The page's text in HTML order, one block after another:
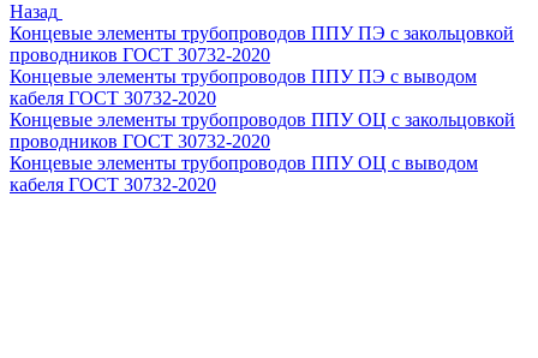
Назад
Концевые элементы трубопроводов ППУ ПЭ с закольцовкой
проводников ГОСТ 30732-2020
Концевые элементы трубопроводов ППУ ПЭ с выводом
кабеля ГОСТ 30732-2020
Концевые элементы трубопроводов ППУ ОЦ с закольцовкой
проводников ГОСТ 30732-2020
Концевые элементы трубопроводов ППУ ОЦ с выводом
кабеля ГОСТ 30732-2020